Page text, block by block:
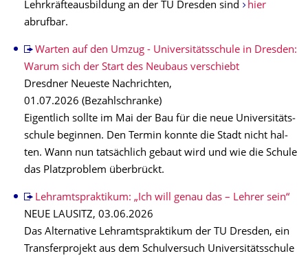
Lehrkräfteausbildung an der TU Dresden sind
hier
abrufbar.
Warten auf den Umzug - Universitätsschule in Dresden:
Warum sich der Start des Neubaus verschiebt
Dresdner Neueste Nachrichten,
01.07.2026 (Bezahlschranke)
Eigent­lich sollte im Mai der Bau für die neue Uni­ver­si­täts­
schule begin­nen. Den Ter­min konnte die Stadt nicht hal­
ten. Wann nun tat­säch­lich gebaut wird und wie die Schule
das Platz­pro­blem über­brückt.
Lehramtspraktikum: „Ich will genau das – Lehrer sein“
NEUE LAUSITZ, 03.06.2026
Das Alternative Lehramtspraktikum der TU Dresden, ein
Transferprojekt aus dem Schulversuch Universitätsschule